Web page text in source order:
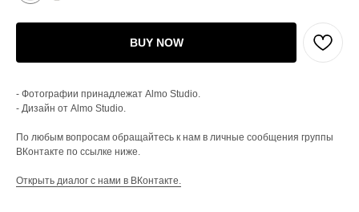
BUY NOW
- Фотографии принадлежат Almo Studio.
- Дизайн от Almo Studio.
По любым вопросам обращайтесь к нам в личные сообщения группы
ВКонтакте по ссылке ниже.
Открыть диалог с нами в ВКонтакте.